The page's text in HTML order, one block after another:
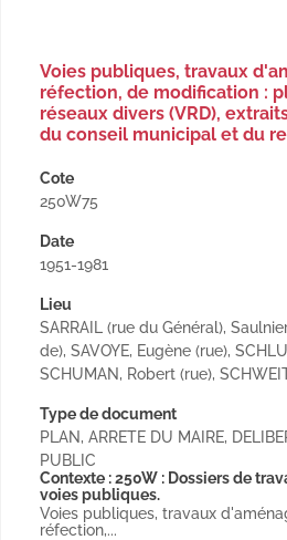
Voies publiques, travaux
réfection, de modification :
réseaux divers (VRD),
du conseil municipal et du
Cote
250W75
Date
1951-1981
Lieu
SARRAIL (rue du Général),
de), SAVOYE, Eugène (rue),
SCHUMAN, Robert (rue),
Type de document
PLAN, ARRETE DU MAIRE,
PUBLIC
Contexte : 250W : Dossiers de
voies publiques.
Voies publiques, travaux
réfection,...